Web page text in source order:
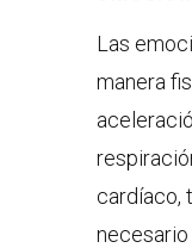
Las
manera
cardíaco,